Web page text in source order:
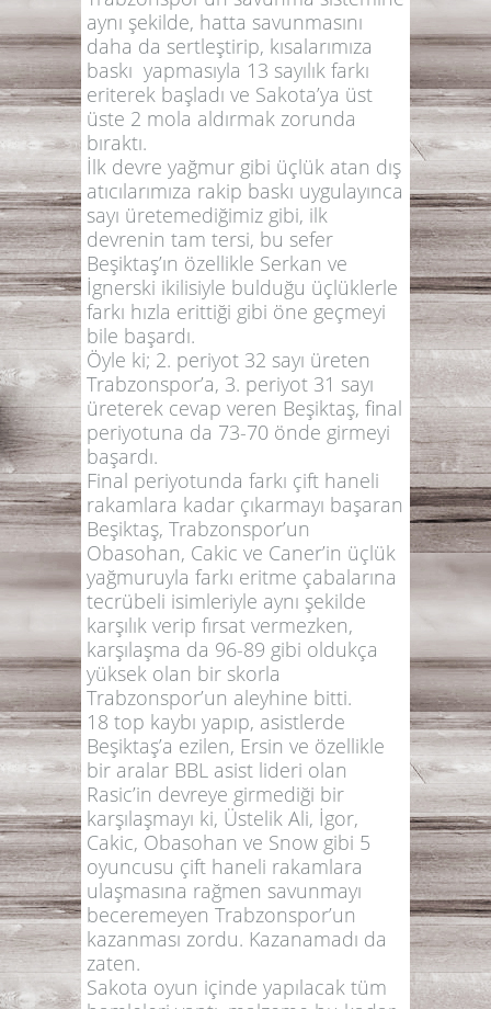
aynı şekilde, hatta savunmasını
daha da sertleştirip, kısalarımıza
baskı yapmasıyla 13 sayılık farkı
eriterek başladı ve Sakota’ya üst
üste 2 mola aldırmak zorunda
bıraktı.
İlk devre yağmur gibi üçlük atan dış
atıcılarımıza rakip baskı uygulayınca
sayı üretemediğimiz gibi, ilk
devrenin tam tersi, bu sefer
Beşiktaş’ın özellikle Serkan ve
İgnerski ikilisiyle bulduğu üçlüklerle
farkı hızla erittiği gibi öne geçmeyi
bile başardı.
Öyle ki; 2. periyot 32 sayı üreten
Trabzonspor’a, 3. periyot 31 sayı
üreterek cevap veren Beşiktaş, final
periyotuna da 73-70 önde girmeyi
başardı.
Final periyotunda farkı çift haneli
rakamlara kadar çıkarmayı başaran
Beşiktaş, Trabzonspor’un
Obasohan, Cakic ve Caner’in üçlük
yağmuruyla farkı eritme çabalarına
tecrübeli isimleriyle aynı şekilde
karşılık verip fırsat vermezken,
karşılaşma da 96-89 gibi oldukça
yüksek olan bir skorla
Trabzonspor’un aleyhine bitti.
18 top kaybı yapıp, asistlerde
Beşiktaş’a ezilen, Ersin ve özellikle
bir aralar BBL asist lideri olan
Rasic’in devreye girmediği bir
karşılaşmayı ki, Üstelik Ali, İgor,
Cakic, Obasohan ve Snow gibi 5
oyuncusu çift haneli rakamlara
ulaşmasına rağmen savunmayı
beceremeyen Trabzonspor’un
kazanması zordu. Kazanamadı da
zaten.
Sakota oyun içinde yapılacak tüm